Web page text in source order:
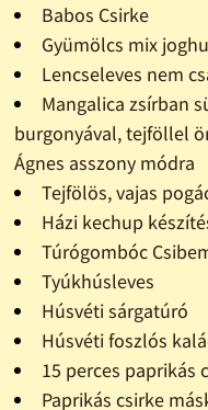
Babos Csirke
Gyümölcs mix
Lencseleves nem
Mangalica zsírban
burgonyával, tejföllel
Ágnes asszony módra
Tejfölös, vajas
Házi kechup
Túrógombóc
Tyúkhúsleves
Húsvéti sárgatúró
Húsvéti foszlós
15 perces paprikás
Paprikás csirke